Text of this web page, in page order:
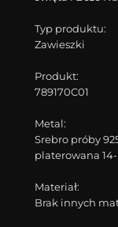
Typ produktu:
Zawieszki
Produkt:
789170C01
Metal:
Srebro próby
platerowana
Materiał:
Brak innych